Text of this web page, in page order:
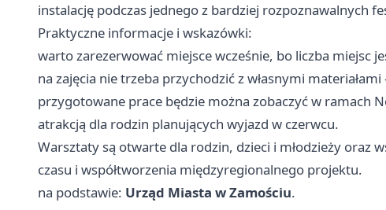
instalację podczas jednego z bardziej rozpoznawalnych
Praktyczne informacje i wskazówki:
warto zarezerwować miejsce wcześnie, bo liczba miejsc
na zajęcia nie trzeba przychodzić z własnymi
przygotowane prace będzie można zobaczyć w ramach
atrakcją dla rodzin planujących wyjazd w czerwcu.
Warsztaty są otwarte dla rodzin, dzieci i młodzieży oraz
czasu i współtworzenia międzyregionalnego projektu.
na podstawie: Urząd Miasta w Zamościu.